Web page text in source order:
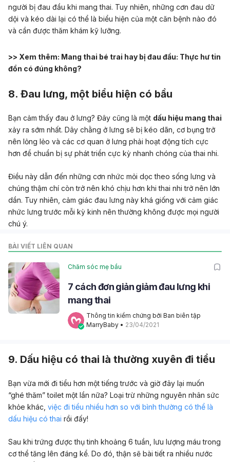
người bị đau đầu khi mang thai. Tuy nhiên, những cơn đau dữ
dội và kéo dài lại có thể là biểu hiện của một căn bệnh nào đó
và cần được thăm khám kỹ lưỡng.
>> Xem thêm: Mang thai bé trai hay bị đau đầu: Thực hư tin
đồn có đúng không?
8. Đau lưng, một biểu hiện có bầu
Bạn cảm thấy đau ở lưng? Đây cũng là một dấu hiệu mang thai
xảy ra sớm nhất. Dây chằng ở lưng sẽ bị kéo dãn, cơ bụng trở
nên lỏng lẻo và các cơ quan ở lưng phải hoạt động tích cực
hơn để chuẩn bị sự phát triển cực kỳ nhanh chóng của thai nhi.
Điều này dẫn đến những cơn nhức mỏi dọc theo sống lưng và
chúng thậm chí còn trở nên khó chịu hơn khi thai nhi trở nên lớn
dần. Tuy nhiên, cảm giác đau lưng này khá giống với cảm giác
nhức lưng trước mỗi kỳ kinh nên thường không được mọi người
chú ý.
BÀI VIẾT LIÊN QUAN
Chăm sóc mẹ bầu
7 cách đơn giản giảm đau lưng khi
mang thai
Thông tin kiểm chứng bởi Ban biên tập
MarryBaby • 23/04/2021
9. Dấu hiệu có thai là thường xuyên đi tiểu
Bạn vừa mới đi tiểu hơn một tiếng trước và giờ đây lại muốn
“ghé thăm” toilet một lần nữa? Loại trừ những nguyên nhân sức
khỏe khác, việc đi tiểu nhiều hơn so với bình thường có thể là
dấu hiệu có thai rồi đấy!
Sau khi trứng được thụ tinh khoảng 6 tuần, lưu lượng máu trong
cơ thể tăng lên đáng kể. Do đó, thận sẽ bài tiết ra nhiều nước